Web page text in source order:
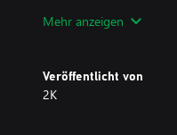
anderen Bedingungen
Online-Spiel und
ein weiteres,
Mehr anzeigen
Veröffentlicht von
2K